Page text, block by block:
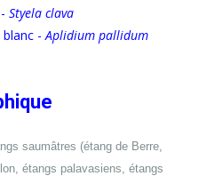
Styela clava
blanc -Aplidium pallidum
saumâtres (étang de Berre,
étangs palavasiens, étangs